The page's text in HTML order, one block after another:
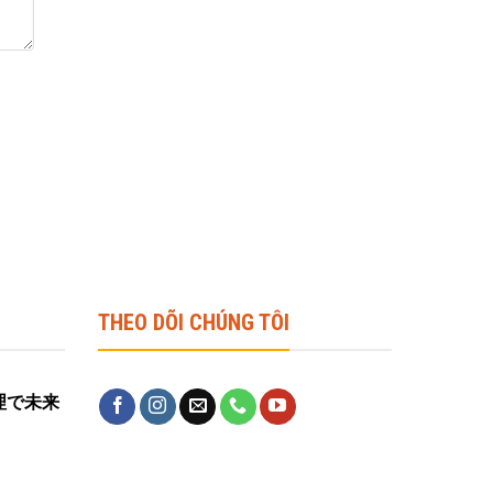
で未来
THEO DÕI CHÚNG TÔI